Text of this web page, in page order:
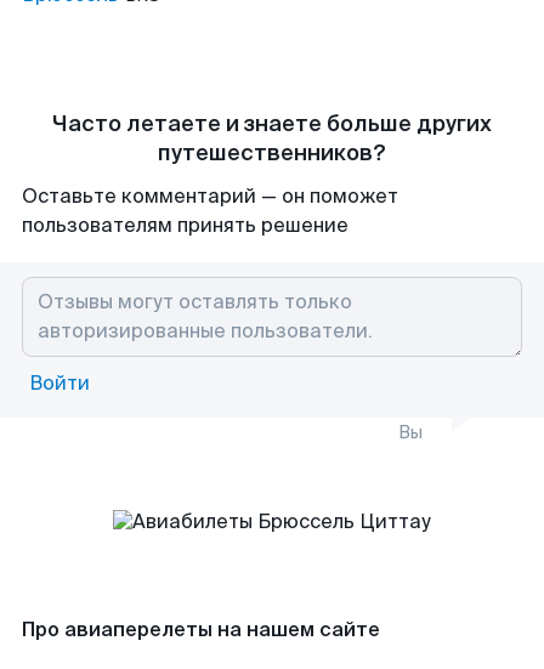
Часто летаете и знаете больше других
путешественников?
Оставьте комментарий — он поможет
пользователям принять решение
Войти
Вы
Про авиаперелеты на нашем сайте